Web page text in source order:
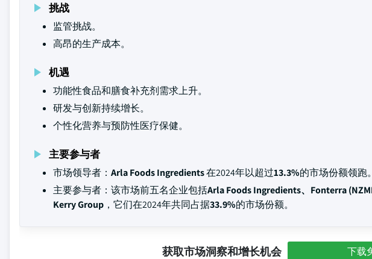
挑战
监管挑战。
高昂的生产成本。
机遇
功能性食品和膳食补充剂需求上升。
研发与创新持续增长。
个性化营养与预防性医疗保健。
主要参与者
市场领导者： Arla Foods Ingredients在2024年以超过13.3%的市场份额领跑。
主要参与者：该市场前五名企业包括Arla Foods Ingredients、Fonterra
Kerry Group ，它们在2024年共同占据33.9%的市场份额。
获取市场洞察和增长机会 下载